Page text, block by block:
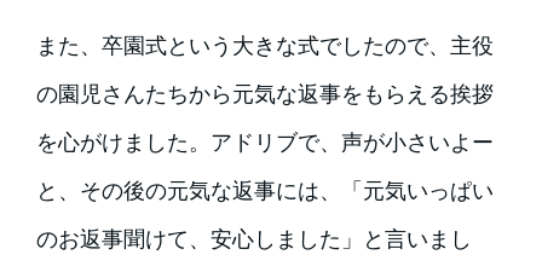
また、卒園式という大きな式でしたので、主役
の園児さんたちから元気な返事をもらえる挨拶
を心がけました。アドリブで、声が小さいよー
と、その後の元気な返事には、「元気いっぱい
のお返事聞けて、安心しました」と言いまし